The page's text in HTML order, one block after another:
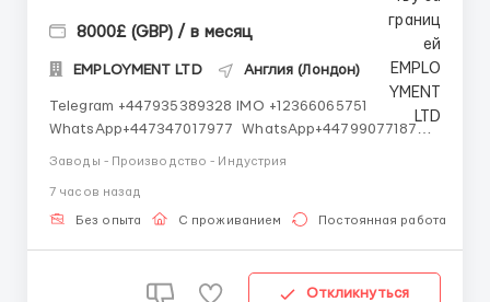
8000£ (GBP) / в месяц
EMPLOYMENT LTD Англия (Лондон)
Telegram +447935389328 IMO +12366065751
WhatsApp+447347017977 WhatsApp+447990771872
ВСЕ СТРАНЫ ВСЕ НАЦИИ СДЕЛАЙ СКРИНШОТ!
Telegram:@Vitali_Novikovs Telegram @Vitali_No...
Заводы - Производство - Индустрия
7 часов назад
Без опыта С проживанием Постоянная работа
Откликнуться